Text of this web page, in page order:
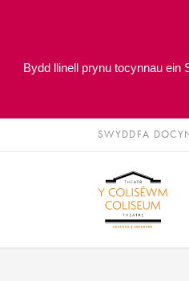
Bydd llinell prynu tocynnau ein
SWYDDFA